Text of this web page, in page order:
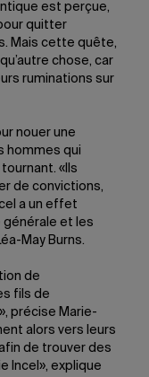
est perçue,
quitter
Mais cette quête,
chose, car
ruminations sur
nouer une
hommes qui
«Ils
de convictions,
a un effet
et les
May Burns.
de
fils de
précise Marie-
alors vers leurs
de trouver des
Incel», explique